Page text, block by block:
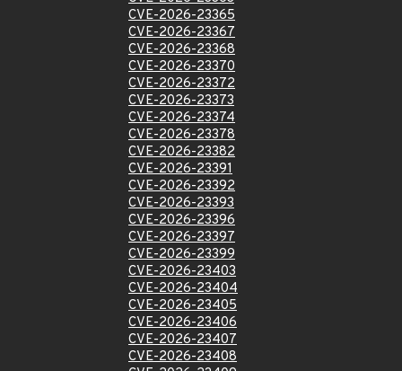
CVE-2026-23365
CVE-2026-23367
CVE-2026-23368
CVE-2026-23370
CVE-2026-23372
CVE-2026-23373
CVE-2026-23374
CVE-2026-23378
CVE-2026-23382
CVE-2026-23391
CVE-2026-23392
CVE-2026-23393
CVE-2026-23396
CVE-2026-23397
CVE-2026-23399
CVE-2026-23403
CVE-2026-23404
CVE-2026-23405
CVE-2026-23406
CVE-2026-23407
CVE-2026-23408